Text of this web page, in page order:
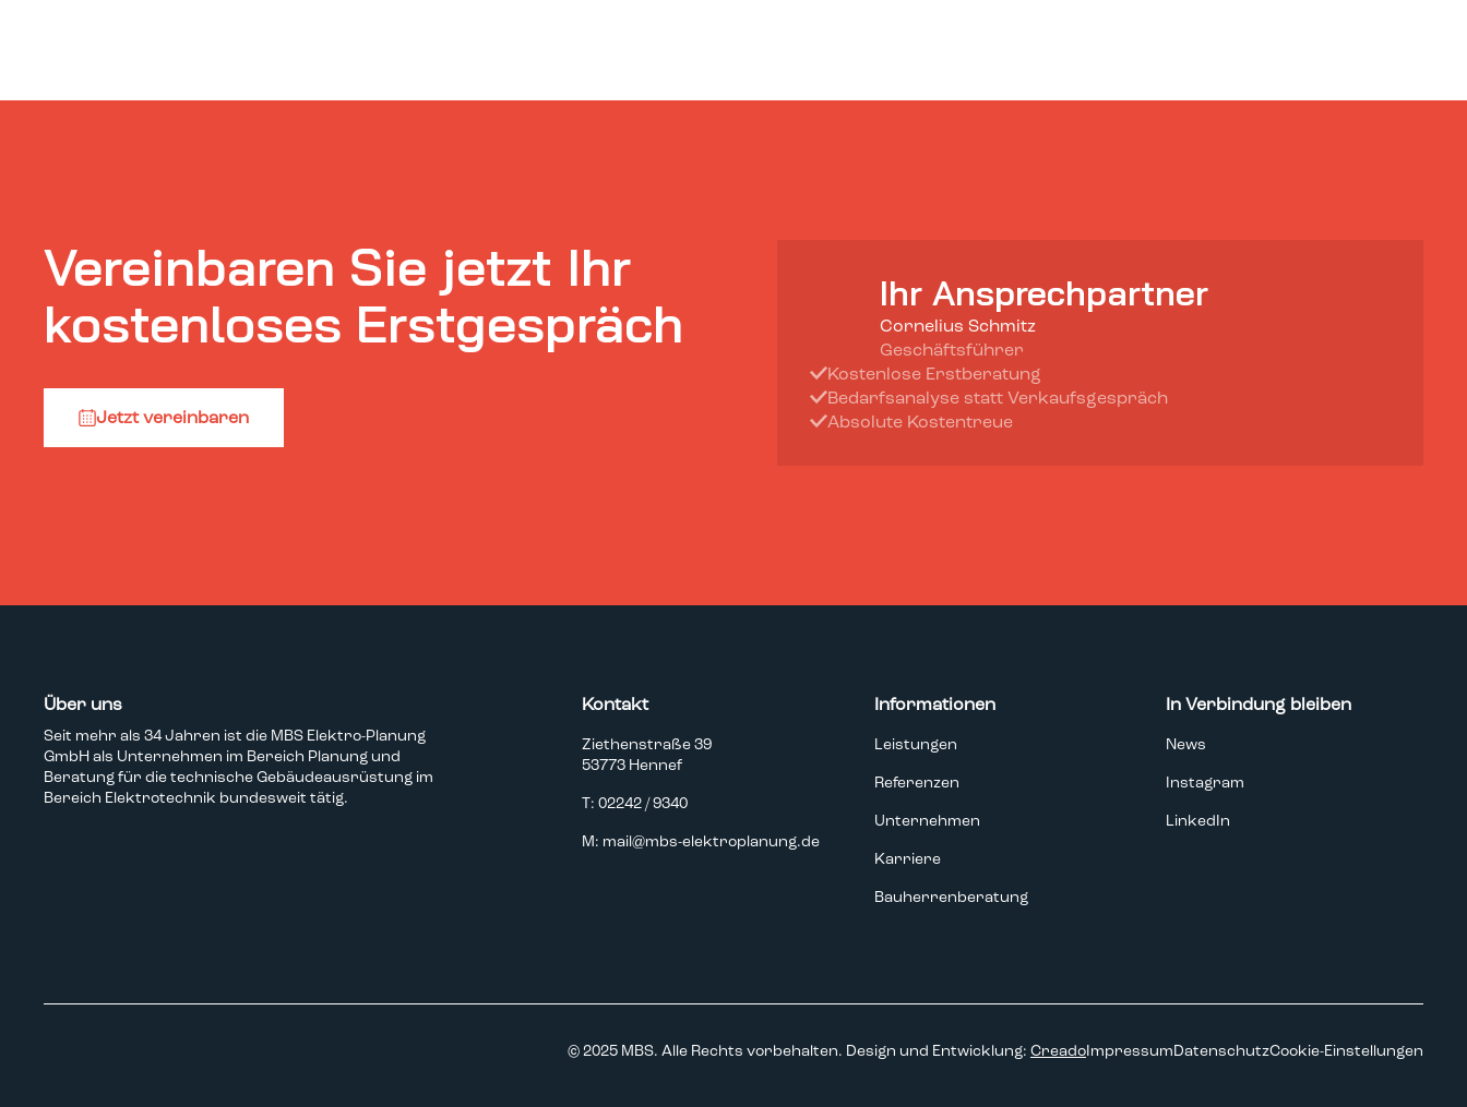
Vereinbaren Sie jetzt Ihr
kostenloses Erstgespräch
Jetzt vereinbaren
Ihr Ansprechpartner
Cornelius Schmitz
Geschäftsführer
Kostenlose Erstberatung
Bedarfsanalyse statt Verkaufsgespräch
Absolute Kostentreue
Über uns
Seit mehr als 34 Jahren ist die MBS Elektro-Planung
GmbH als Unternehmen im Bereich Planung und
Beratung für die technische Gebäudeausrüstung im
Bereich Elektrotechnik bundesweit tätig.
Kontakt
Ziethenstraße 39
53773 Hennef
T: 02242 / 9340
M: mail@mbs-elektroplanung.de
Informationen
Leistungen
Referenzen
Unternehmen
Karriere
Bauherrenberatung
In Verbindung bleiben
News
Instagram
LinkedIn
© 2025 MBS. Alle Rechts vorbehalten. Design und Entwicklung: CreadoImpressumDatenschutzCookie-Einstellungen